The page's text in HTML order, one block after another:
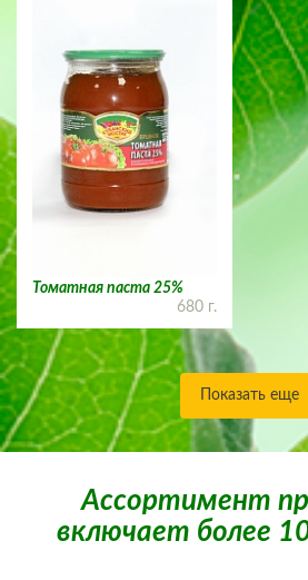
Томатная паста 25%
680 г.
Показать еще
Ассортимент
включает более